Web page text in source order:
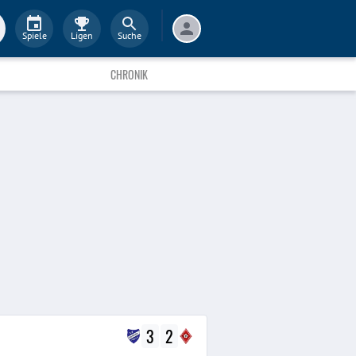
Spiele Ligen Suche
CHRONIK
3 2